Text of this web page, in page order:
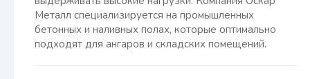
Металл специализируется на промышленных
бетонных и наливных полах, которые оптимально
подходят для ангаров и складских помещений.